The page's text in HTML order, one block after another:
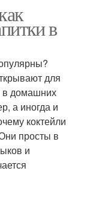
в
для
в домашних
а иногда и
коктейли
просты в
и